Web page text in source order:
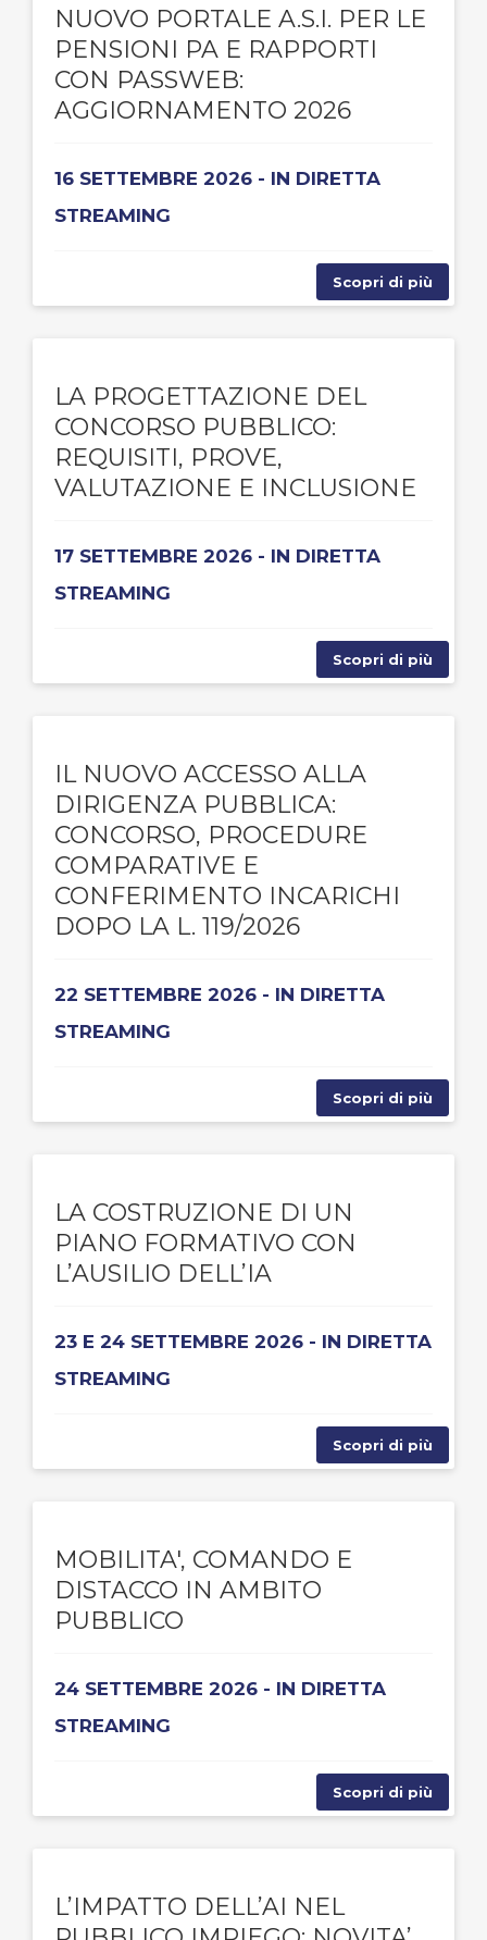
NUOVO PORTALE A.S.I. PER LE
PENSIONI PA E RAPPORTI
CON PASSWEB:
AGGIORNAMENTO 2026
16 SETTEMBRE 2026 - IN DIRETTA
STREAMING
Scopri di più
LA PROGETTAZIONE DEL
CONCORSO PUBBLICO:
REQUISITI, PROVE,
VALUTAZIONE E INCLUSIONE
17 SETTEMBRE 2026 - IN DIRETTA
STREAMING
Scopri di più
IL NUOVO ACCESSO ALLA
DIRIGENZA PUBBLICA:
CONCORSO, PROCEDURE
COMPARATIVE E
CONFERIMENTO INCARICHI
DOPO LA L. 119/2026
22 SETTEMBRE 2026 - IN DIRETTA
STREAMING
Scopri di più
LA COSTRUZIONE DI UN
PIANO FORMATIVO CON
L’AUSILIO DELL’IA
23 E 24 SETTEMBRE 2026 - IN DIRETTA
STREAMING
Scopri di più
MOBILITA', COMANDO E
DISTACCO IN AMBITO
PUBBLICO
24 SETTEMBRE 2026 - IN DIRETTA
STREAMING
Scopri di più
L’IMPATTO DELL’AI NEL